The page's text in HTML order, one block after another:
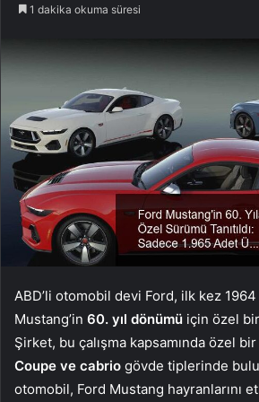
1 dakika okuma süresi
ABD’li otomobil devi Ford, ilk kez 1964
Mustang’in 60. yıl dönümü için özel bir
Şirket, bu çalışma kapsamında özel
Coupe ve cabrio gövde tiplerinde
otomobil, Ford Mustang hayranlarını